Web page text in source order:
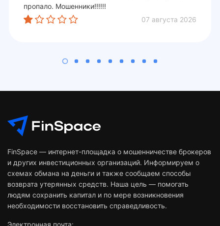
пропало. Мошенники!!!!!!
07 августа 2026
FinSpace — интернет-площадка о мошенничестве брокеров
и других инвестиционных организаций. Информируем о
схемах обмана на деньги и также сообщаем способы
возврата утерянных средств. Наша цель — помогать
людям сохранить капитал и по мере возникновения
необходимости восстановить справедливость.
Электронная почта: